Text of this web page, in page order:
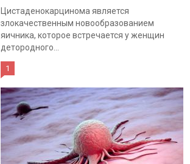
Цистаденокарцинома является
злокачественным новообразованием
яичника, которое встречается у женщин
детородного...
1